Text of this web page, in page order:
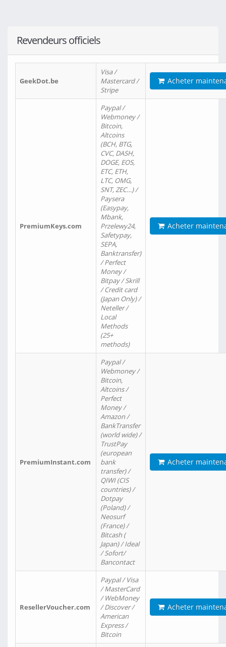
Revendeurs officiels
GeekDot.be
Visa /
Mastercard /
Stripe
Acheter
PremiumKeys.com
Paypal /
Webmoney /
Bitcoin,
Altcoins
(BCH, BTG,
CVC, DASH,
DOGE, EOS,
ETC, ETH,
LTC, OMG,
SNT, ZEC…) /
Paysera
(Easypay,
Mbank,
Przelewy24,
Safetypay,
SEPA,
Banktransfer)
/ Perfect
Money /
Bitpay / Skrill
/ Credit card
(Japan Only) /
Neteller /
Local
Methods
(25+
methods)
Acheter
PremiumInstant.com
Paypal /
Webmoney /
Bitcoin,
Altcoins /
Perfect
Money /
Amazon /
BankTransfer
(world wide) /
TrustPay
(european
bank
transfer) /
QIWI (CIS
countries) /
Dotpay
(Poland) /
Neosurf
(France) /
Bitcash (
Japan) / Ideal
/ Sofort/
Bancontact
Acheter
ResellerVoucher.com
Paypal / Visa
/ MasterCard
/ WebMoney
/ Discover /
American
Express /
Bitcoin
Acheter